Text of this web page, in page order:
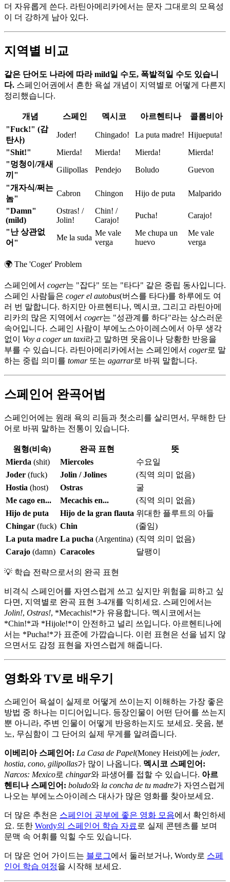
더 자유롭게 쓴다. 라틴아메리카에서는 문자 그대로의 모욕성
이 더 강하게 남아 있다.
지역별 비교
같은 단어도 나라에 따라 mild일 수도, 폭발적일 수도 있습니
다. 스페인어권에서 흔한 욕설 개념이 지역별로 어떻게 다른지
정리했습니다.
개념 스페인 멕시코 아르헨티나
콜롬비아
"Fuck!" (감
탄사)
Joder! Chingado! La puta madre! Hijueputa!
"Shit!"
Mierda! Mierda! Mierda!
Mierda!
"멍청이/개새
끼"
Gilipollas Pendejo Boludo Guevon
"개자식/쩌는
놈"
Cabron Chingon Hijo de puta
Malparido
"Damn"
(mild)
Ostras! /
Jolin!
Chin! /
Carajo!
Pucha!
Carajo!
"난 상관없
어"
Me la suda
Me vale
verga
Me chupa un
huevo
Me vale
verga
🌍 The 'Coger' Problem
스페인에서 coger는 "잡다" 또는 "타다" 같은 중립 동사입니다.
스페인 사람들은 coger el autobus(버스를 타다)를 하루에도 여
러 번 말합니다. 하지만 아르헨티나, 멕시코, 그리고 라틴아메
리카의 많은 지역에서 coger는 "성관계를 하다"라는 상스러운
속어입니다. 스페인 사람이 부에노스아이레스에서 아무 생각
없이 Voy a coger un taxi라고 말하면 웃음이나 당황한 반응을
부를 수 있습니다. 라틴아메리카에서는 스페인에서 coger로 말
하는 중립 의미를 tomar또는 agarrar로 바꿔 말합니다.
스페인어 완곡어법
스페인어에는 원래 욕의 리듬과 첫소리를 살리면서, 무해한 단
어로 바꿔 말하는 전통이 있습니다.
원형(비속) 완곡 표현
뜻
Mierda (shit) Miercoles
수요일
Joder (fuck) Jolin / Jolines
(직역 의미 없음)
Hostia (host) Ostras
굴
Me cago en...
Mecachis en...
(직역 의미 없음)
Hijo de puta
Hijo de la gran flauta 위대한 플루트의 아들
Chingar (fuck) Chin
(줄임)
La puta madre La pucha (Argentina) (직역 의미 없음)
Carajo (damn) Caracoles 달팽이
💡 학습 전략으로서의 완곡 표현
비격식 스페인어를 자연스럽게 쓰고 싶지만 위험을 피하고 싶
다면, 지역별로 완곡 표현 3-4개를 익히세요. 스페인에서는
Jolin!, Ostras!, *Mecachis!*가 유용합니다. 멕시코에서는
*Chin!*과 *Hijole!*이 안전하고 널리 쓰입니다. 아르헨티나에
서는 *Pucha!*가 표준에 가깝습니다. 이런 표현은 선을 넘지 않
으면서도 감정 표현을 자연스럽게 해줍니다.
영화와 TV로 배우기
스페인어 욕설이 실제로 어떻게 쓰이는지 이해하는 가장 좋은
방법 중 하나는 미디어입니다. 등장인물이 어떤 단어를 쓰는지
뿐 아니라, 주변 인물이 어떻게 반응하는지도 보세요. 웃음, 분
노, 무심함이 그 단어의 실제 무게를 알려줍니다.
이베리아 스페인어: La Casa de Papel(Money Heist)에는 joder,
hostia, cono, gilipollas가 많이 나옵니다. 멕시코 스페인어:
Narcos: Mexico로 chingar와 파생어를 접할 수 있습니다. 아르
헨티나 스페인어: boludo와 la concha de tu madre가 자연스럽게
나오는 부에노스아이레스 대사가 많은 영화를 찾아보세요.
더 많은 추천은 스페인어 공부에 좋은 영화 모음에서 확인하세
요. 또한 Wordy의 스페인어 학습 자료로 실제 콘텐츠를 보며
문맥 속 어휘를 익힐 수도 있습니다.
더 많은 언어 가이드는 블로그에서 둘러보거나, Wordy로 스페
인어 학습 여정을 시작해 보세요.